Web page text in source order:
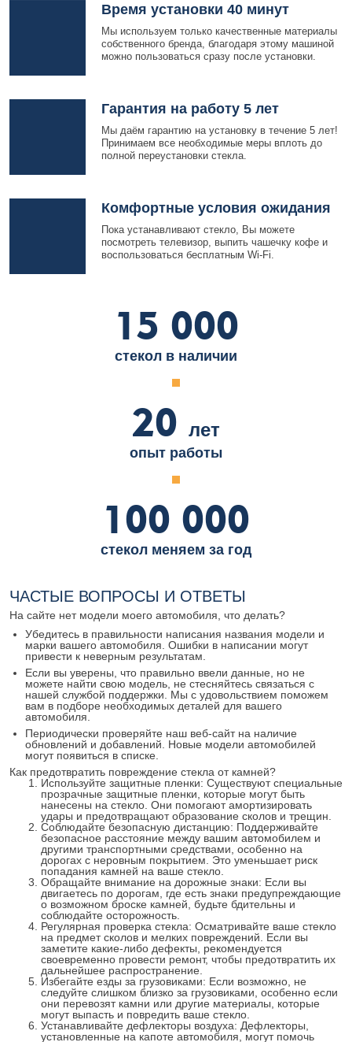
Время установки 40 минут
Мы используем только качественные материалы
собственного бренда, благодаря этому машиной
можно пользоваться сразу после установки.
Гарантия на работу 5 лет
Мы даём гарантию на установку в течение 5 лет!
Принимаем все необходимые меры вплоть до
полной переустановки стекла.
Комфортные условия ожидания
Пока устанавливают стекло, Вы можете
посмотреть телевизор, выпить чашечку кофе и
воспользоваться бесплатным Wi-Fi.
15 000
стекол в наличии
20 лет
опыт работы
100 000
стекол меняем за год
ЧАСТЫЕ ВОПРОСЫ И ОТВЕТЫ
На сайте нет модели моего автомобиля, что делать?
Убедитесь в правильности написания названия модели и
марки вашего автомобиля. Ошибки в написании могут
привести к неверным результатам.
Если вы уверены, что правильно ввели данные, но не
можете найти свою модель, не стесняйтесь связаться с
нашей службой поддержки. Мы с удовольствием поможем
вам в подборе необходимых деталей для вашего
автомобиля.
Периодически проверяйте наш веб-сайт на наличие
обновлений и добавлений. Новые модели автомобилей
могут появиться в списке.
Как предотвратить повреждение стекла от камней?
Используйте защитные пленки: Существуют специальные
прозрачные защитные пленки, которые могут быть
нанесены на стекло. Они помогают амортизировать
удары и предотвращают образование сколов и трещин.
Соблюдайте безопасную дистанцию: Поддерживайте
безопасное расстояние между вашим автомобилем и
другими транспортными средствами, особенно на
дорогах с неровным покрытием. Это уменьшает риск
попадания камней на ваше стекло.
Обращайте внимание на дорожные знаки: Если вы
двигаетесь по дорогам, где есть знаки предупреждающие
о возможном броске камней, будьте бдительны и
соблюдайте осторожность.
Регулярная проверка стекла: Осматривайте ваше стекло
на предмет сколов и мелких повреждений. Если вы
заметите какие-либо дефекты, рекомендуется
своевременно провести ремонт, чтобы предотвратить их
дальнейшее распространение.
Избегайте езды за грузовиками: Если возможно, не
следуйте слишком близко за грузовиками, особенно если
они перевозят камни или другие материалы, которые
могут выпасть и повредить ваше стекло.
Устанавливайте дефлекторы воздуха: Дефлекторы,
установленные на капоте автомобиля, могут помочь